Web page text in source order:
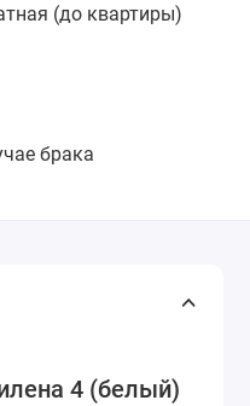
(до квартиры)
брака
4 (белый)